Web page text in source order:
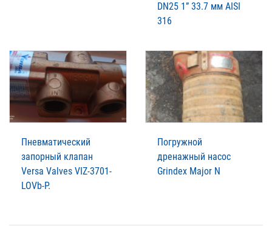
DN25 1” 33.7 мм AISI
316
Пневматический
запорный клапан
Versa Valves VIZ-3701-
LOVb-P.
Погружной
дренажный насос
Grindex Major N